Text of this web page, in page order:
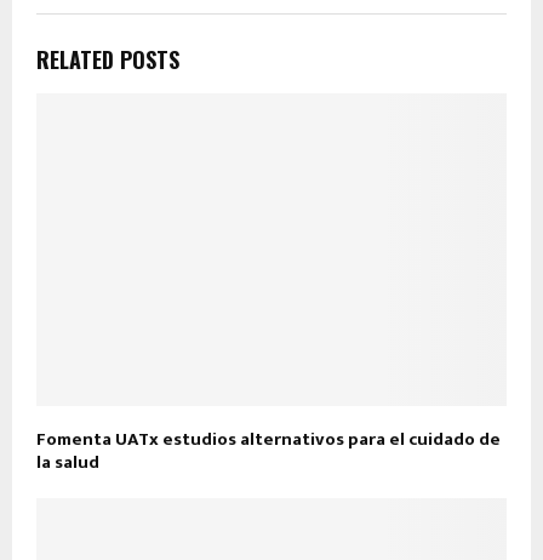
RELATED POSTS
Fomenta UATx estudios alternativos para el cuidado de
la salud